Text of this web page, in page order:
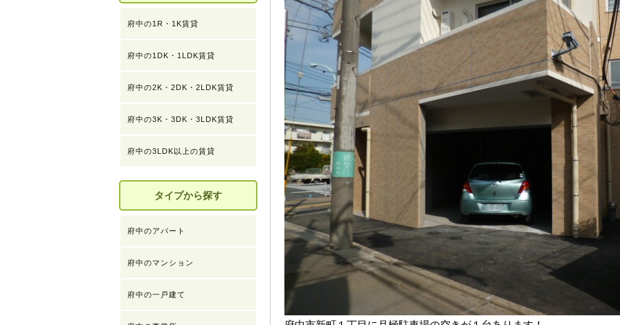
府中の1R・1K賃貸
府中の1DK・1LDK賃貸
府中の2K・2DK・2LDK賃貸
府中の3K・3DK・3LDK賃貸
府中の3LDK以上の賃貸
タイプから探す
府中のアパート
府中のマンション
府中の一戸建て